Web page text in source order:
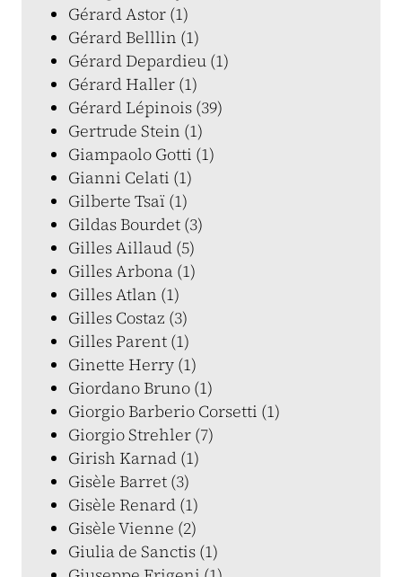
Gérard Astor (1)
Gérard Belllin (1)
Gérard Depardieu (1)
Gérard Haller (1)
Gérard Lépinois (39)
Gertrude Stein (1)
Giampaolo Gotti (1)
Gianni Celati (1)
Gilberte Tsaï (1)
Gildas Bourdet (3)
Gilles Aillaud (5)
Gilles Arbona (1)
Gilles Atlan (1)
Gilles Costaz (3)
Gilles Parent (1)
Ginette Herry (1)
Giordano Bruno (1)
Giorgio Barberio Corsetti (1)
Giorgio Strehler (7)
Girish Karnad (1)
Gisèle Barret (3)
Gisèle Renard (1)
Gisèle Vienne (2)
Giulia de Sanctis (1)